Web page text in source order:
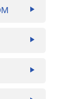
▶
▶
▶